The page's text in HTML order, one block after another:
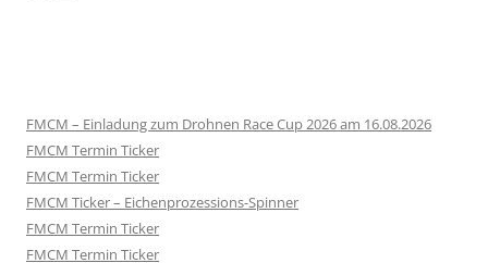
FMCM – Einladung zum Drohnen Race Cup 2026 am 16.08.2026
FMCM Termin Ticker
FMCM Termin Ticker
FMCM Ticker – Eichenprozessions-Spinner
FMCM Termin Ticker
FMCM Termin Ticker